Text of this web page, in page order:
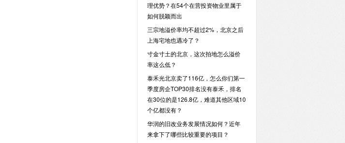
理优势？在54个在营投资物业里属于
如何脱颖而出
三宗地溢价率均不超过2%，北京之后
上海宅地也遇冷了？
寸金寸土的北京，这次拍地怎么溢价
率这么低？
泰禾光北京卖了116亿，怎么你们第一
季度房企TOP30排名没有泰禾，排名
在30位的是126.8亿，难道其他区域10
个亿都没有？
华润的旧改业务发展情况如何？近年
来拿下了哪些比较重要的项目？